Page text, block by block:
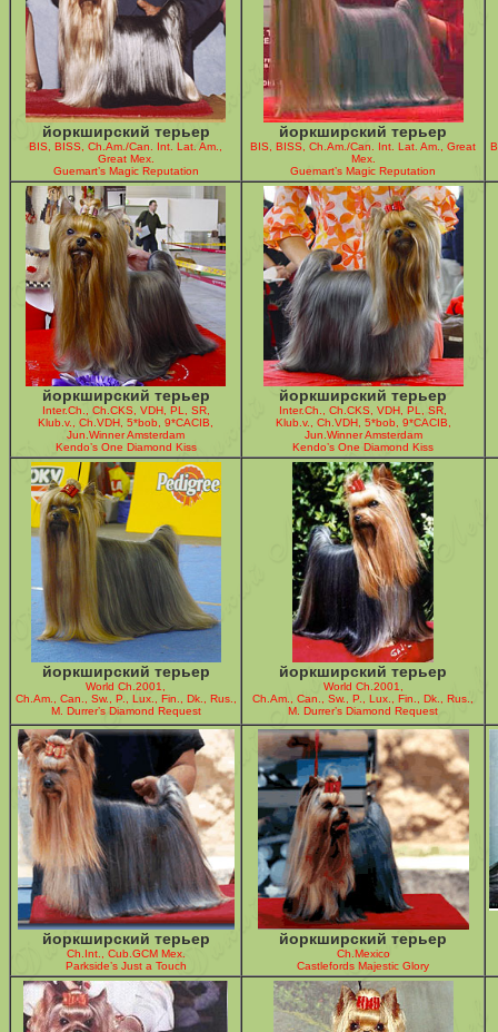
йоркширский терьер
BIS, BISS, Ch.Am./Can. Int. Lat. Am.,
Great Mex.
Guemart’s Magic Reputation
йоркширский терьер
BIS, BISS, Ch.Am./Can. Int. Lat. Am., Great
Mex.
Guemart’s Magic Reputation
йоркширский терьер
Inter.Ch., Ch.CKS, VDH, PL, SR,
Klub.v., Ch.VDH, 5*bob, 9*CACIB,
Jun.Winner Amsterdam
Kendo’s One Diamond Kiss
йоркширский терьер
Inter.Ch., Ch.CKS, VDH, PL, SR,
Klub.v., Ch.VDH, 5*bob, 9*CACIB,
Jun.Winner Amsterdam
Kendo’s One Diamond Kiss
йоркширский терьер
World Ch.2001,
Ch.Am., Can., Sw., P., Lux., Fin., Dk., Rus.,
M. Durrer’s Diamond Request
йоркширский терьер
World Ch.2001,
Ch.Am., Can., Sw., P., Lux., Fin., Dk., Rus.,
M. Durrer’s Diamond Request
йоркширский терьер
Ch.Int., Cub.GCM Mex.
Parkside’s Just a Touch
йоркширский терьер
Ch.Mexico
Castlefords Majestic Glory